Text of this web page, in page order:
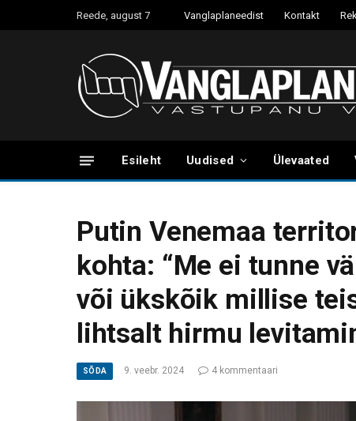
Reede, august 7 Vanglaplaneedist Kontakt
Esileht Uudised Ülevaated
Putin Venemaa
kohta: “Me ei tunne
või ükskõik millise
lihtsalt hirmu
SÕDA 9. veebr. 2024 4 kommentaari